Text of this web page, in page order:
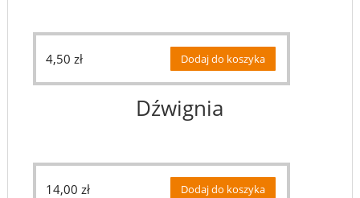
4,50 zł Dodaj do koszyka
Dźwignia
14,00 zł Dodaj do koszyka